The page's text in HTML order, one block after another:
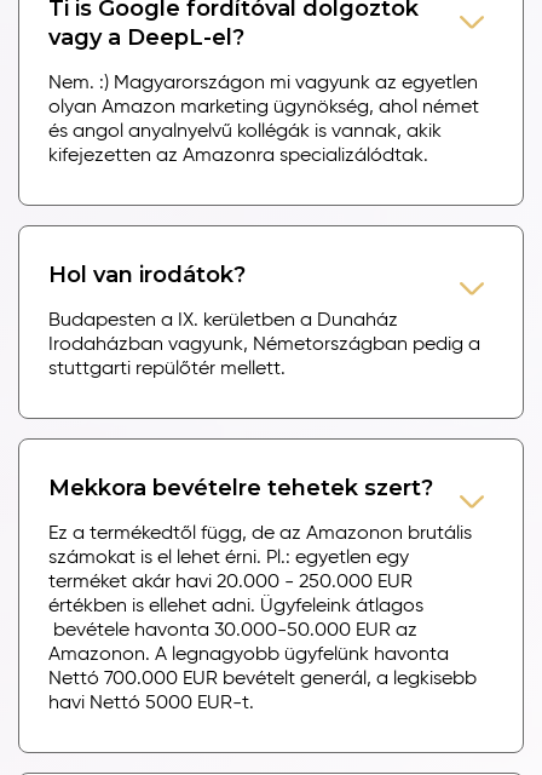
Ti is Google fordítóval dolgoztok
vagy a DeepL-el?
Nem. :) Magyarországon mi vagyunk az egyetlen
olyan Amazon marketing ügynökség, ahol német
és angol anyalnyelvű kollégák is vannak, akik
kifejezetten az Amazonra specializálódtak.
Hol van irodátok?
Budapesten a IX. kerületben a Dunaház
Irodaházban vagyunk, Németországban pedig a
stuttgarti repülőtér mellett.
Mekkora bevételre tehetek szert?
Ez a termékedtől függ, de az Amazonon brutális
számokat is el lehet érni. Pl.: egyetlen egy
terméket akár havi 20.000 - 250.000 EUR
értékben is ellehet adni. Ügyfeleink átlagos
bevétele havonta 30.000-50.000 EUR az
Amazonon. A legnagyobb ügyfelünk havonta
Nettó 700.000 EUR bevételt generál, a legkisebb
havi Nettó 5000 EUR-t.